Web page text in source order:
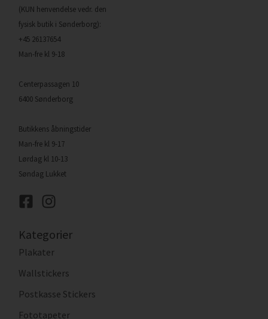
(KUN henvendelse vedr. den
fysisk butik i Sønderborg):
+45 26137654
Man-fre kl 9-18
Centerpassagen 10
6400 Sønderborg
Butikkens åbningstider
Man-fre kl 9-17
Lørdag kl 10-13
Søndag Lukket
Kategorier
Plakater
Wallstickers
Postkasse Stickers
Fototapeter